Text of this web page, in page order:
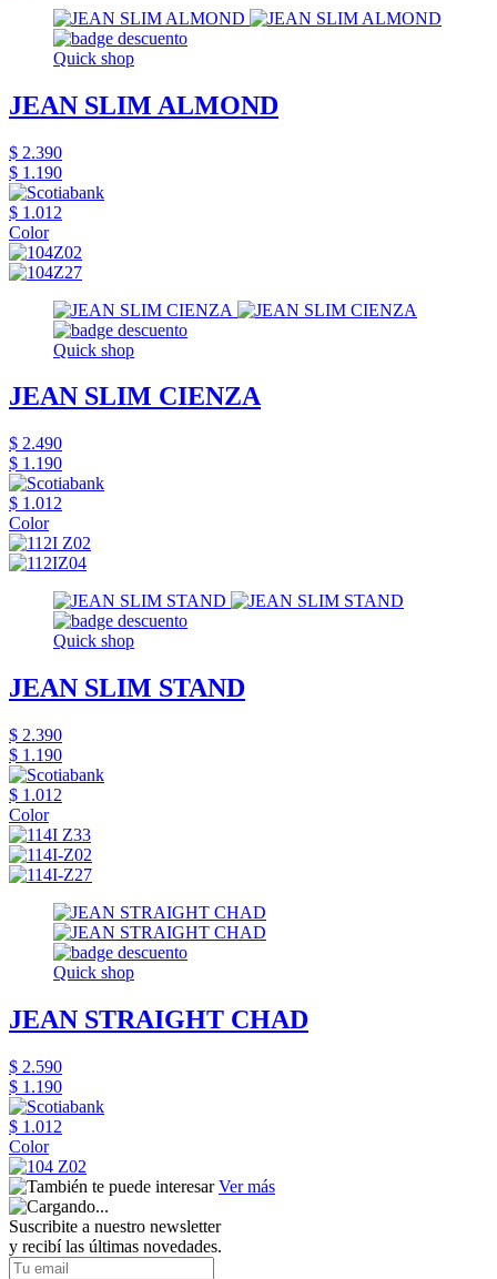
Quick shop
JEAN SLIM ALMOND
$ 2.390
$ 1.190
$ 1.012
Color
Quick shop
JEAN SLIM CIENZA
$ 2.490
$ 1.190
$ 1.012
Color
Quick shop
JEAN SLIM STAND
$ 2.390
$ 1.190
$ 1.012
Color
Quick shop
JEAN STRAIGHT CHAD
$ 2.590
$ 1.190
$ 1.012
Color
Ver más
Suscribite a nuestro newsletter
y recibí las últimas novedades.